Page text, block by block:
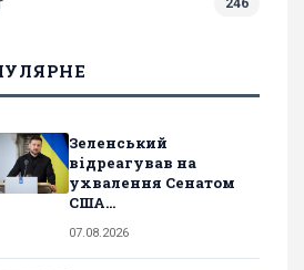
246
Зеленський
відреагував на
ухвалення Сенатом
США...
07.08.2026